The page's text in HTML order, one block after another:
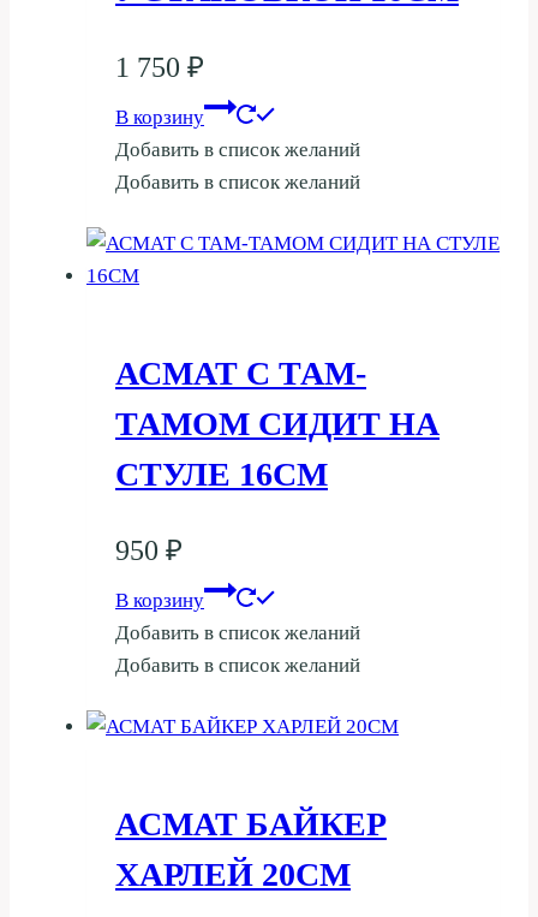
1 750 ₽
В корзину
Добавить в список желаний
Добавить в список желаний
АСМАТ С ТАМ-
ТАМОМ СИДИТ НА
СТУЛЕ 16СМ
950 ₽
В корзину
Добавить в список желаний
Добавить в список желаний
АСМАТ БАЙКЕР
ХАРЛЕЙ 20СМ